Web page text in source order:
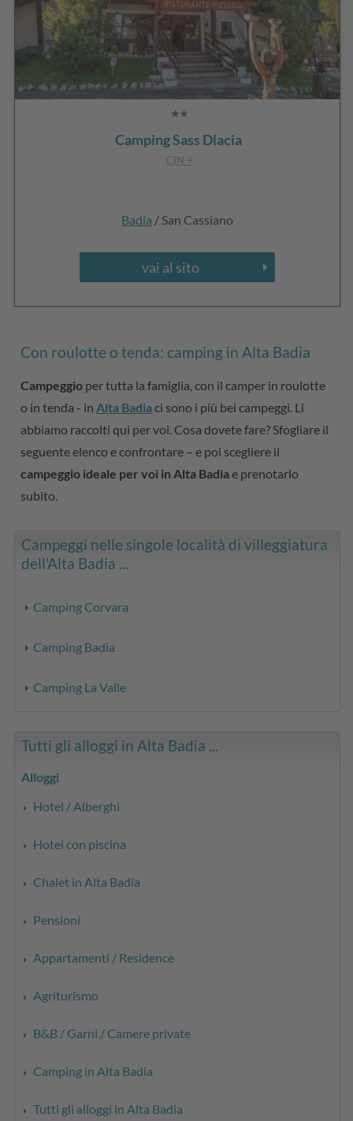
Camping Sass Dlacia
CIN +
Badia / San Cassiano
vai al sito
Con roulotte o tenda: camping in Alta Badia
Campeggio per tutta la famiglia, con il camper in roulotte
o in tenda - in Alta Badiaci sono i più bei campeggi. Li
abbiamo raccolti qui per voi. Cosa dovete fare? Sfogliare il
seguente elenco e confrontare – e poi scegliere il
campeggio ideale per voi in Alta Badiae prenotarlo
subito.
Campeggi nelle singole località di villeggiatura
dell'Alta Badia ...
Camping Corvara
Camping Badia
Camping La Valle
Tutti gli alloggi in Alta Badia ...
Alloggi
Hotel / Alberghi
Hotel con piscina
Chalet in Alta Badia
Pensioni
Appartamenti / Residence
Agriturismo
B&B / Garni / Camere private
Camping in Alta Badia
Tutti gli alloggi in Alta Badia